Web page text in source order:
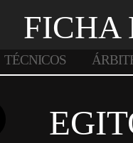
FICHA
TÉCNICOS